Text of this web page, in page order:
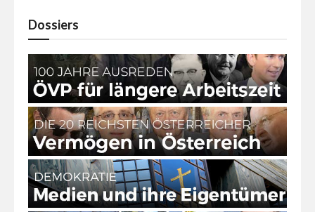
Dossiers